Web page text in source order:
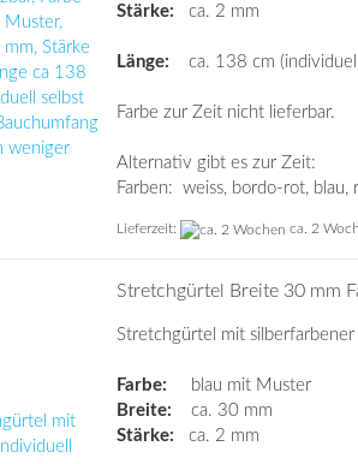
Stärke: ca. 2 mm
Länge: ca. 138 cm
Farbe zur Zeit nicht lieferbar.
Alternativ gibt es zur Zeit:
Farben: weiss, bordo-rot, blau,
Lieferzeit: ca. 2
Stretchgürtel Breite 30 mm
Stretchgürtel mit silberfarbener
Farbe:
blau mit Muster
Breite: ca. 30 mm
Stärke: ca. 2 mm